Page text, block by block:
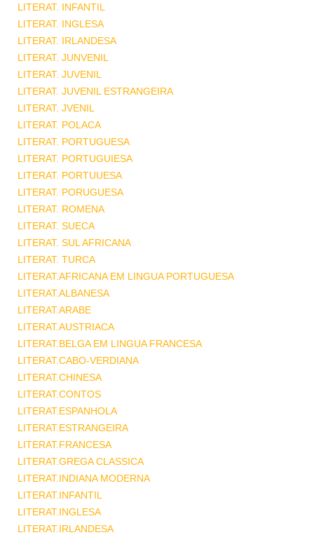
LITERAT. INFANTIL
LITERAT. INGLESA
LITERAT. IRLANDESA
LITERAT. JUNVENIL
LITERAT. JUVENIL
LITERAT. JUVENIL ESTRANGEIRA
LITERAT. JVENIL
LITERAT. POLACA
LITERAT. PORTUGUESA
LITERAT. PORTUGUIESA
LITERAT. PORTUUESA
LITERAT. PORUGUESA
LITERAT. ROMENA
LITERAT. SUECA
LITERAT. SUL AFRICANA
LITERAT. TURCA
LITERAT.AFRICANA EM LINGUA PORTUGUESA
LITERAT.ALBANESA
LITERAT.ARABE
LITERAT.AUSTRIACA
LITERAT.BELGA EM LINGUA FRANCESA
LITERAT.CABO-VERDIANA
LITERAT.CHINESA
LITERAT.CONTOS
LITERAT.ESPANHOLA
LITERAT.ESTRANGEIRA
LITERAT.FRANCESA
LITERAT.GREGA CLASSICA
LITERAT.INDIANA MODERNA
LITERAT.INFANTIL
LITERAT.INGLESA
LITERAT.IRLANDESA